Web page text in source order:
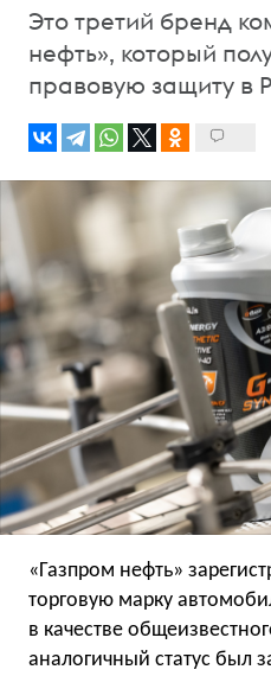
Это третий бренд
нефть», который
правовую защиту в
«Газпром нефть»
торговую марку
в качестве
аналогичный статус был